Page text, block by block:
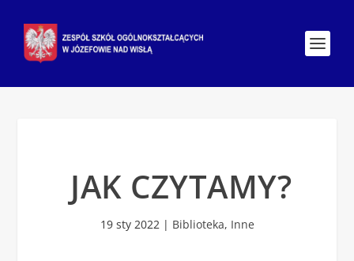
JAK CZYTAMY?
19 sty 2022| Biblioteka, Inne